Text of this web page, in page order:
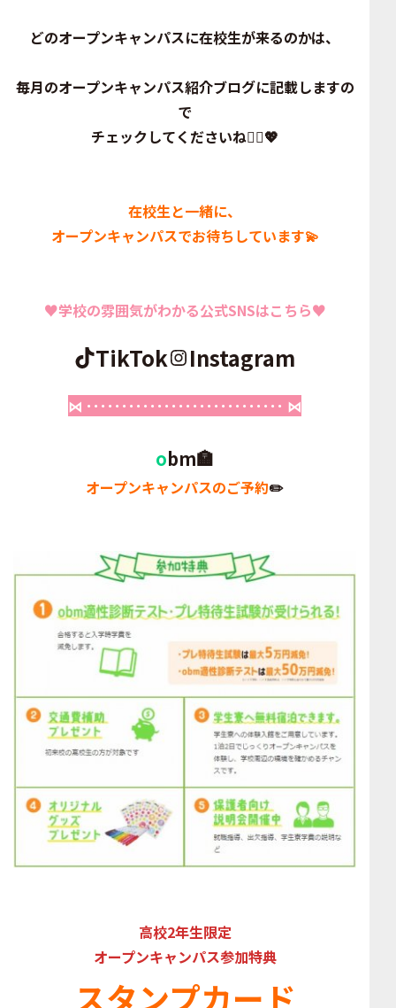
どのオープンキャンパスに在校生が来るのかは、
毎月のオープンキャンパス紹介ブログに記載しますの
で
チェックしてくださいね🙂‍↕️💖
在校生と一緒に、
オープンキャンパスでお待ちしています💫
♥学校の雰囲気がわかる公式SNSはこちら♥
TikTok Instagram
⋈ ････････････････････････････ ⋈
obm🏣
オープンキャンパスのご予約✏️
高校2年生限定
オープンキャンパス参加特典
スタンプカード